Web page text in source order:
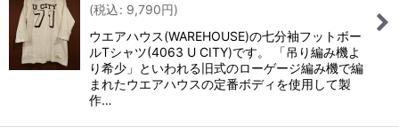
(税込: 9,790円)
ウエアハウス(WAREHOUSE)の七分袖フットボー
ルTシャツ(4063 U CITY)です。 「吊り編み機よ
り希少」といわれる旧式のローゲージ編み機で編
まれたウエアハウスの定番ボディを使用して製
作…